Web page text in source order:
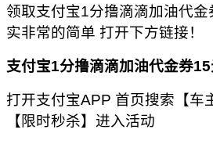
领取支付宝1分撸滴滴加油代
实非常的简单 打开下方链接！
支付宝1分撸滴滴加油代金券
打开支付宝APP 首页搜索【车
【限时秒杀】进入活动